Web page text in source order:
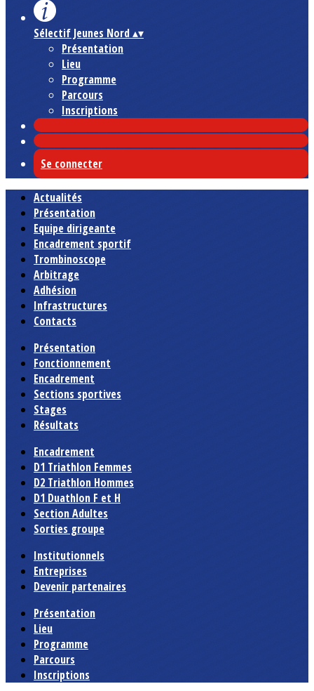
Sélectif Jeunes Nord▴▾
Présentation
Lieu
Programme
Parcours
Inscriptions
Se connecter
Actualités
Présentation
Equipe dirigeante
Encadrement sportif
Trombinoscope
Arbitrage
Adhésion
Infrastructures
Contacts
Présentation
Fonctionnement
Encadrement
Sections sportives
Stages
Résultats
Encadrement
D1 Triathlon Femmes
D2 Triathlon Hommes
D1 Duathlon F et H
Section Adultes
Sorties groupe
Institutionnels
Entreprises
Devenir partenaires
Présentation
Lieu
Programme
Parcours
Inscriptions